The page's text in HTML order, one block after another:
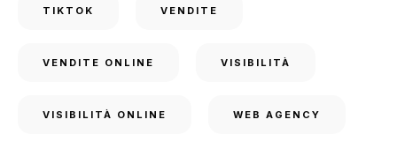
TIKTOK VENDITE
VENDITE ONLINE VISIBILITÀ
VISIBILITÀ ONLINE WEB AGENCY